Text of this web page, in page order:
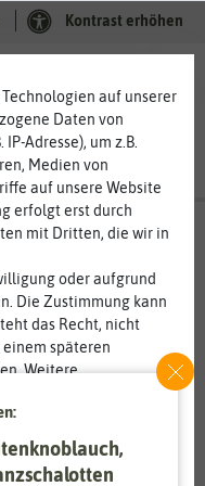
Kontrast erhöhen
auf unserer
Daten von
Adresse), um z.B.
Medien von
auf unsere Website
erfolgt erst durch
mit Dritten, die wir in
oder aufgrund
Die Zustimmung kann
das Recht, nicht
späteren
Weitere
Daten und